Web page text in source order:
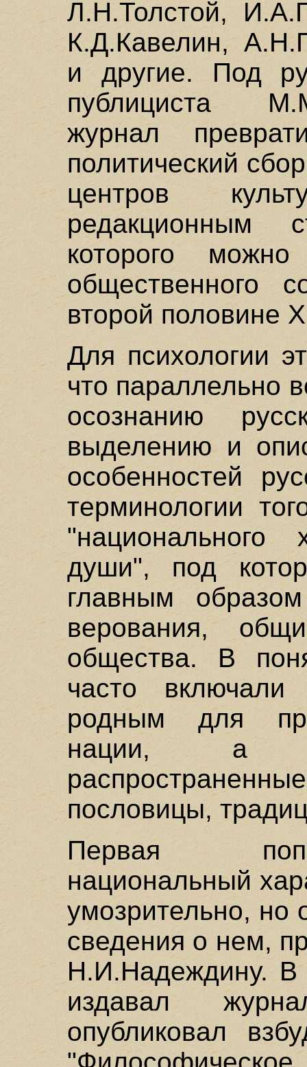
Л.Н.Толстой,
К.Д.Кавелин,
и другие. Под
публициста
журнал
политический
центров
редакционным
которого
общественного
второй половине
Для психологии
что параллельно
осознанию
выделению и
особенностей
терминологии
"национального
души", под
главным
верования,
общества. В
часто
родным для
нации, а
пословицы,
Первая
национальный
умозрительно, но
сведения о нем,
Н.И.Надеждину. В
издавал
опубликовал